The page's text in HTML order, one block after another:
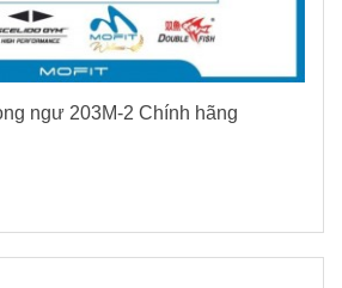
ngư 203M-2 Chính hãng